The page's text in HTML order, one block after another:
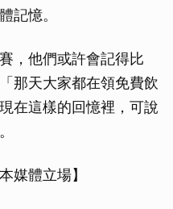
記憶。
，他們或許會記得比
那天大家都在領免費飲
在這樣的回憶裡，可說
媒體立場】